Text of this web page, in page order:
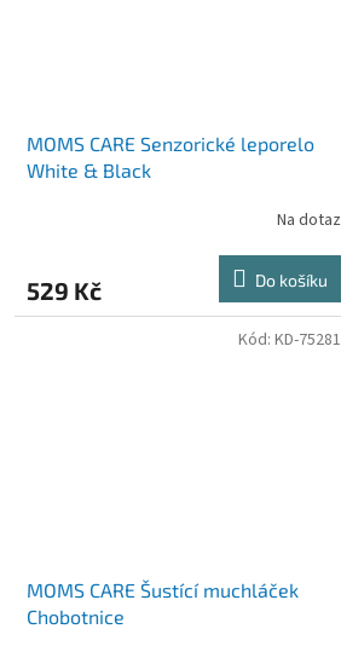
MOMS CARE Senzorické leporelo
White & Black
Na dotaz
529 Kč Do košíku
MOMS CARE Šustící muchláček
Chobotnice
Kód: KD-75281